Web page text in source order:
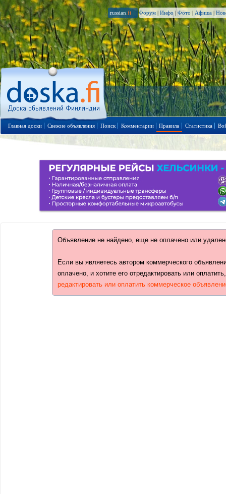
russian .fi Форум | Инфо | Фото | Афиша |
Главная доски Свежие объявления Поиск Комментарии Правила Статистика
Объявление не найдено, еще не оплачено или
Если вы являетесь автором коммерческого
оплачено, и хотите его отредактировать или
редактировать или оплатить коммерческое